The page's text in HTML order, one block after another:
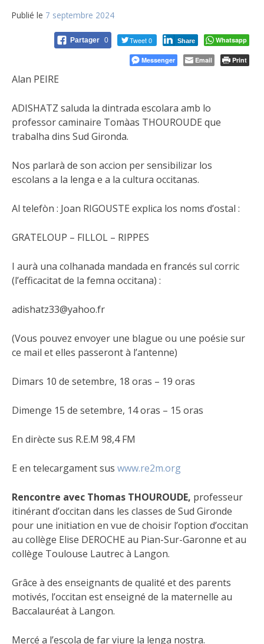
Publié le 7 septembre 2024
Partager 0 Tweet 0 Share Whatsapp
Messenger Email Print
Alan PEIRE
ADISHATZ saluda la dintrada escolara amb lo
professor caminaire Tomàas THOUROUDE que
trabalha dins Sud Gironda.
Nos parlarà de son accion per sensibilizar los
escolans a la lenga e a la cultura occitanas.
Al telefòn : Joan RIGOUSTE explica los noms d’ostal :
GRATELOUP – FILLOL – RIPPES
I aurà una colhanada mandada en francés sul corric
(l’efficacitat de la femna occitana) :
adishatz33@yahoo.fr
(Vous pouvez envoyer une blague ou une poésie sur
ce mail et elles passeront à l’antenne)
Dimars 10 de setembre, 18 oras – 19 oras
Dimenge 15 de setembre, 14 oras – 15 oras
En dirècte sus R.E.M 98,4 FM
E en telecargament sus www.re2m.org
Rencontre avec Thomas THOUROUDE, professeur
itinérant d’occitan dans les classes de Sud Gironde
pour une initiation en vue de choisir l’option d’occitan
au collège Elise DEROCHE au Pian-Sur-Garonne et au
collège Toulouse Lautrec à Langon.
Grâce à des enseignants de qualité et des parents
motivés, l’occitan est enseigné de la maternelle au
Baccalauréat à Langon.
Mercé a l’escola de far viure la lenga nostra.